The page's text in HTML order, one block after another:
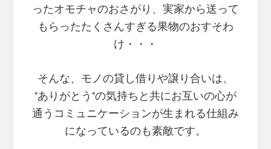
ったオモチャのおさがり、実家から送って
もらったたくさんすぎる果物のおすそわ
け・・・
そんな、モノの貸し借りや譲り合いは、
“ありがとう“の気持ちと共にお互いの心が
通うコミュニケーションが生まれる仕組み
になっているのも素敵です。